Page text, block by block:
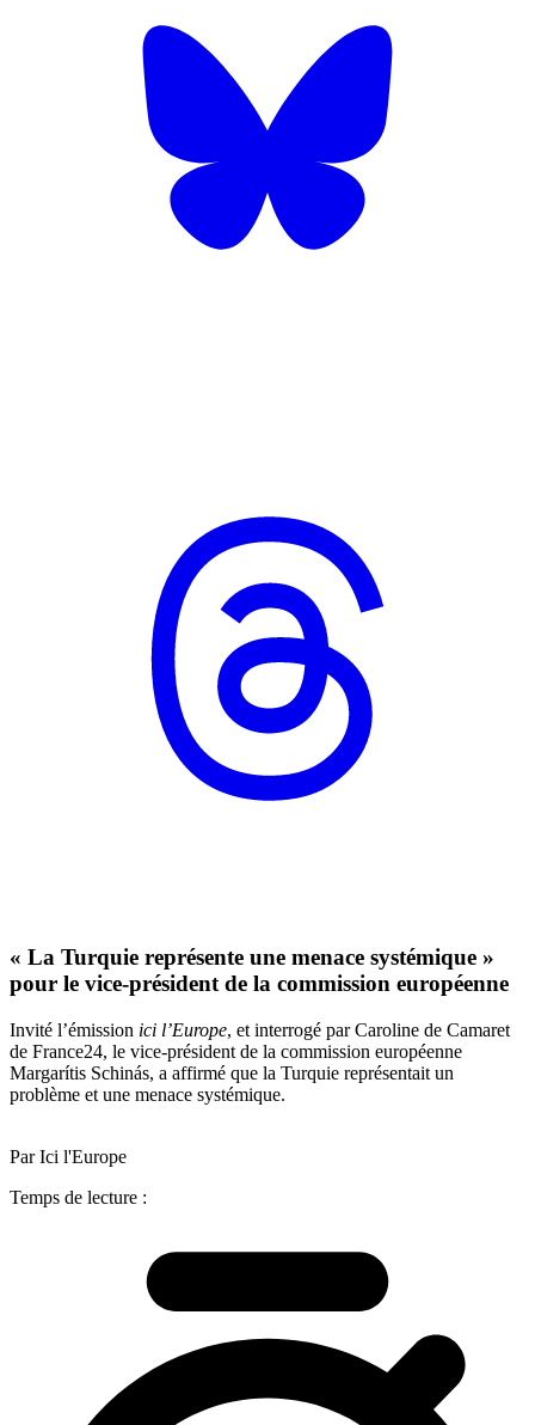
« La Turquie représente une menace systémique »
pour le vice-président de la commission européenne
Invité l’émission ici l’Europe, et interrogé par Caroline de Camaret
de France24, le vice-président de la commission européenne
Margarítis Schinás, a affirmé que la Turquie représentait un
problème et une menace systémique.
Par Ici l'Europe
Temps de lecture :